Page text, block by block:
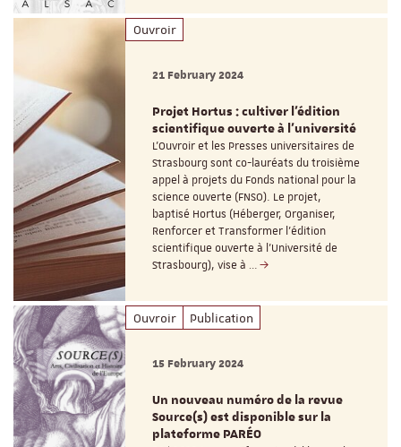
Ouvroir
21 February 2024
Projet Hortus : cultiver l’édition
scientifique ouverte à l’université
L'Ouvroir et les Presses universitaires de
Strasbourg sont co-lauréats du troisième
appel à projets du Fonds national pour la
science ouverte (FNSO). Le projet,
baptisé Hortus (Héberger, Organiser,
Renforcer et Transformer l’édition
scientifique ouverte à l’Université de
Strasbourg), vise à …
Ouvroir Publication
15 February 2024
Un nouveau numéro de la revue
Source(s) est disponible sur la
plateforme PARÉO